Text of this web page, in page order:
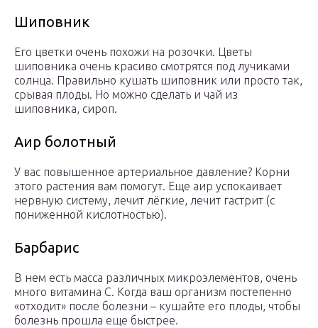
Шиповник
Его цветки очень похожи на розочки. Цветы
шиповника очень красиво смотрятся под лучиками
солнца. Правильно кушать шиповник или просто так,
срывая плоды. Но можно сделать и чай из
шиповника, сироп.
Аир болотный
У вас повышенное артериальное давление? Корни
этого растения вам помогут. Еще аир успокаивает
нервную систему, лечит лёгкие, лечит гастрит (с
пониженной кислотностью).
Барбарис
В нем есть масса различных микроэлементов, очень
много витамина С. Когда ваш организм постепенно
«отходит» после болезни – кушайте его плоды, чтобы
болезнь прошла еще быстрее.